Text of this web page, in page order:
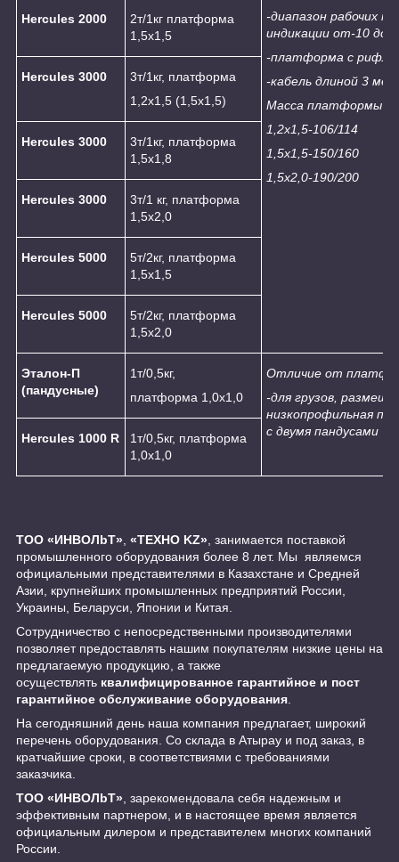
-диапазон рабочих
индикации от-10 до
-платформа с
-кабель длиной 3
Масса платформы
1,2х1,5-106/114
1,5х1,5-150/160
1,5х2,0-190/200
Hercules 2000
2т/1кг платформа
1,5х1,5
Hercules 3000
3т/1кг, платформа
1,2х1,5 (1,5х1,5)
Hercules 3000
3т/1кг, платформа
1,5х1,8
Hercules 3000
3т/1 кг, платформа
1,5х2,0
Hercules 5000
5т/2кг, платформа
1,5х1,5
Hercules 5000
5т/2кг, платформа
1,5х2,0
Эталон-П
(пандусные)
1т/0,5кг,
платформа 1,0х1,0
Отличие от
-для грузов,
низкопрофильная
с двумя пандусами
Hercules 1000 R
1т/0,5кг, платформа
1,0х1,0
ТОО «ИНBOЛbT» «ТЕХНО KZ» , занимается поставкой
промышленного оборудования более 8 лет. Мы являемся
официальными представителями в Казахстане и Средней
Азии, крупнейших промышленных предприятий России,
Украины, Беларуси, Японии и Китая.
Сотрудничество с непосредственными производителями
позволяет предоставлять нашим покупателям низкие цены на
предлагаемую продукцию, а также
осуществлять квалифицированное гарантийное и пост
гарантийное обслуживание оборудования
На сегодняшний день наша компания предлагает, широкий
перечень оборудования. Со склада в Атырау и под заказ, в
кратчайшие сроки, в соответствиями с требованиями
заказчика.
ТОО «ИНBOЛbT» , зарекомендовала себя надежным и
эффективным партнером, и в настоящее время является
официальным дилером и представителем многих компаний
России.